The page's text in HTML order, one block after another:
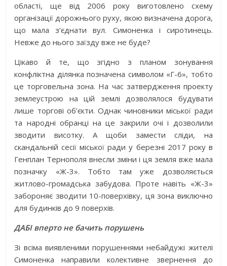
області, ще від 2006 року виготовлено схему
організації дорожнього руху, якою визначена дорога,
що мала з’єднати вул. Симоненка і сиротинець.
Невже до нього заїзду вже не буде?
Цікаво й те, що згідно з планом зонування
конфліктна ділянка позначена символом «Г-6», тобто
це торговельна зона. На час затвердження проекту
землеустрою на цій землі дозволялося будувати
лише торгові об’єкти. Однак чиновники міської ради
та народні обранці на це закрили очі і дозволили
зводити висотку. А щоби замести сліди, на
скандальній сесії міської ради у березні 2017 року в
Генплан Тернополя внесли зміни і ця земля вже мала
позначку «Ж-3». Тобто там уже дозволяється
житлово-громадська забудова. Проте навіть «Ж-3»
забороняє зводити 10-поверхівку, ця зона виключно
для будинків до 9 поверхів.
ДАБІ вперто не бачить порушень
Зі всіма виявленими порушеннями небайдужі жителі
Симоненка направили колективне звернення до